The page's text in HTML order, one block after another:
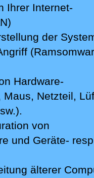
Ihrer Internet-
der
Hardware-
Maus, Netzteil,
von
und Geräte-
älterer